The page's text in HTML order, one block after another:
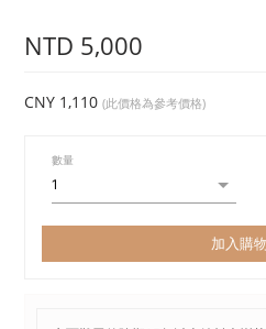
NTD 5,000
CNY 1,110(此價格為參考價格)
數量
加入購